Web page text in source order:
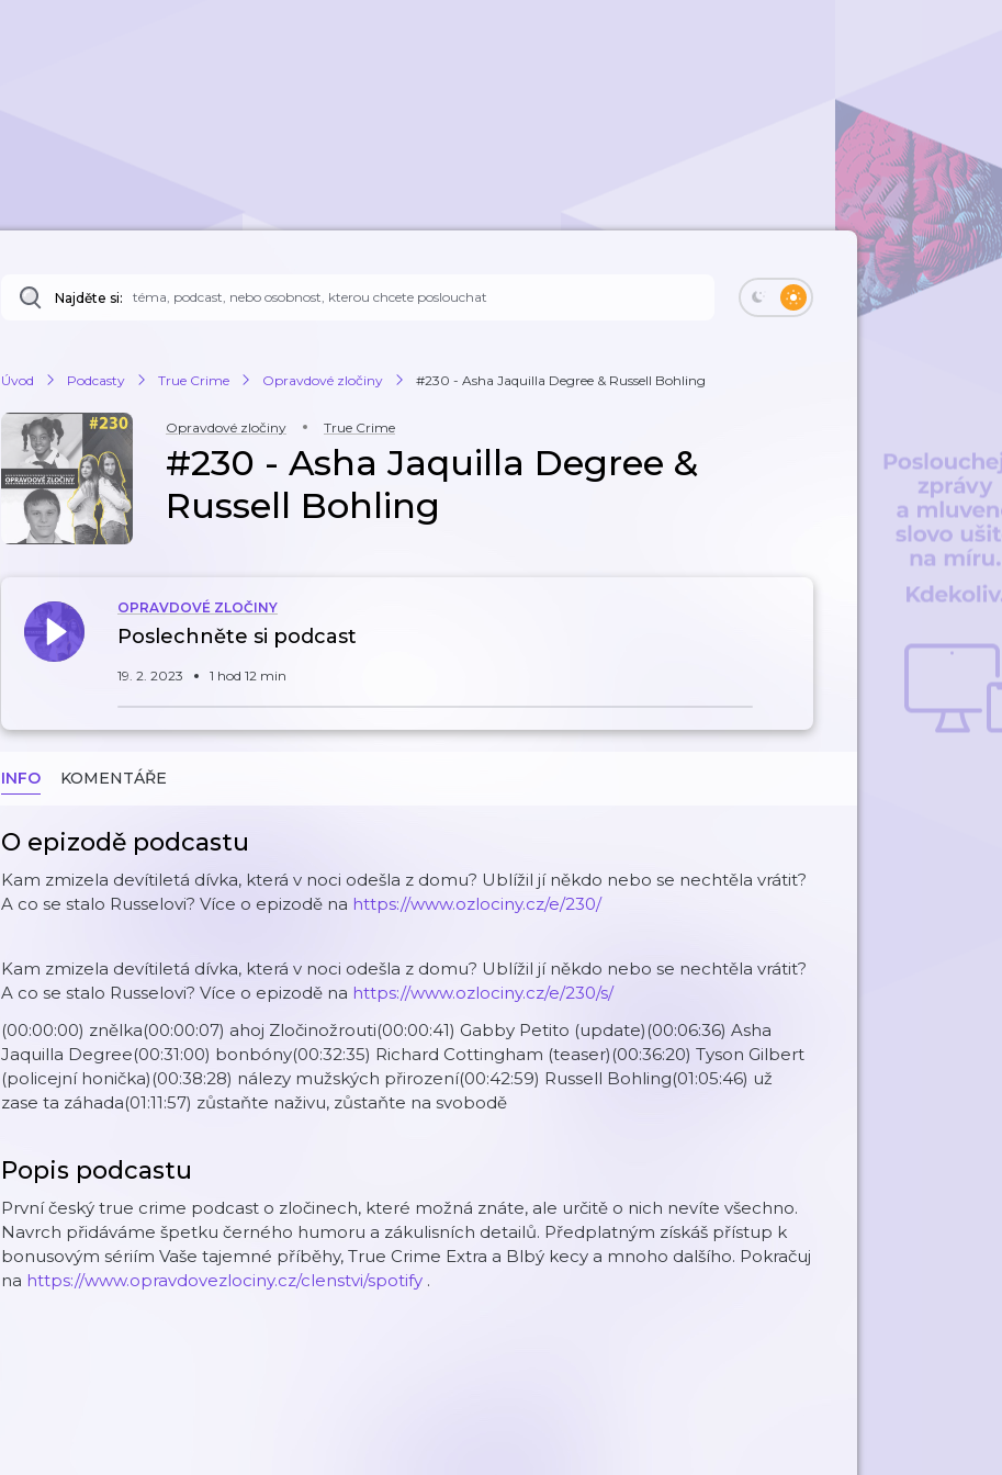
Najděte si:
Úvod Podcasty True Crime Opravdové zločiny #230 - Asha Jaquilla Degree & Russell Bohling
Opravdové zločiny True Crime
#230 - Asha Jaquilla Degree &
Russell Bohling
OPRAVDOVÉ ZLOČINY
Poslechněte si podcast
19. 2. 2023 1 hod 12 min
INFO KOMENTÁŘE
O epizodě podcastu
Kam zmizela devítiletá dívka, která v noci odešla z domu? Ublížil jí někdo nebo se nechtěla vrátit?
A co se stalo Russelovi? Více o epizodě na https://www.ozlociny.cz/e/230/
Kam zmizela devítiletá dívka, která v noci odešla z domu? Ublížil jí někdo nebo se nechtěla vrátit?
A co se stalo Russelovi? Více o epizodě na https://www.ozlociny.cz/e/230/s/
(00:00:00) znělka(00:00:07) ahoj Zločinožrouti(00:00:41) Gabby Petito (update)(00:06:36) Asha
Jaquilla Degree(00:31:00) bonbóny(00:32:35) Richard Cottingham (teaser)(00:36:20) Tyson Gilbert
(policejní honička)(00:38:28) nálezy mužských přirození(00:42:59) Russell Bohling(01:05:46) už
zase ta záhada(01:11:57) zůstaňte naživu, zůstaňte na svobodě
Popis podcastu
První český true crime podcast o zločinech, které možná znáte, ale určitě o nich nevíte všechno.
Navrch přidáváme špetku černého humoru a zákulisních detailů. Předplatným získáš přístup k
bonusovým sériím Vaše tajemné příběhy, True Crime Extra a Blbý kecy a mnoho dalšího. Pokračuj
na https://www.opravdovezlociny.cz/clenstvi/spotify .